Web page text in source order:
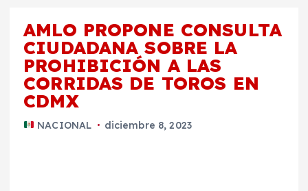
AMLO PROPONE CONSULTA
CIUDADANA SOBRE LA
PROHIBICIÓN A LAS
CORRIDAS DE TOROS EN
CDMX
NACIONAL diciembre 8, 2023